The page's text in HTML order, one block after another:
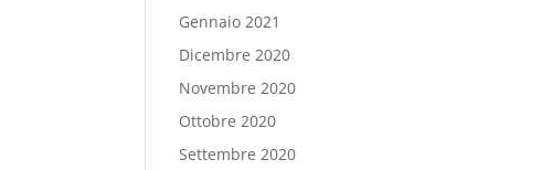
Gennaio 2021
Dicembre 2020
Novembre 2020
Ottobre 2020
Settembre 2020